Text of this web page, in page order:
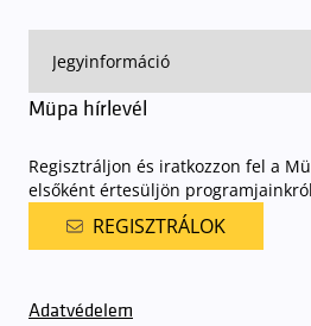
rendjének részletes leírásaelérhető itt.
Müpa hírlevél
Regisztráljon és iratkozzon fel a
elsőként értesüljön
REGISZTRÁLOK
Adatvédelem